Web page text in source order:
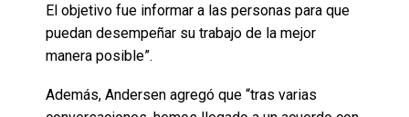
El objetivo fue informar a las personas para que
puedan desempeñar su trabajo de la mejor
manera posible”.
Además, Andersen agregó que “tras varias